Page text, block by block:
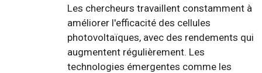
Les chercheurs travaillent constamment à
améliorer l'efficacité des cellules
photovoltaïques, avec des rendements qui
augmentent régulièrement. Les
technologies émergentes comme les